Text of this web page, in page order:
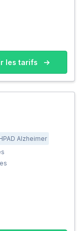
les tarifs
Alzheimer